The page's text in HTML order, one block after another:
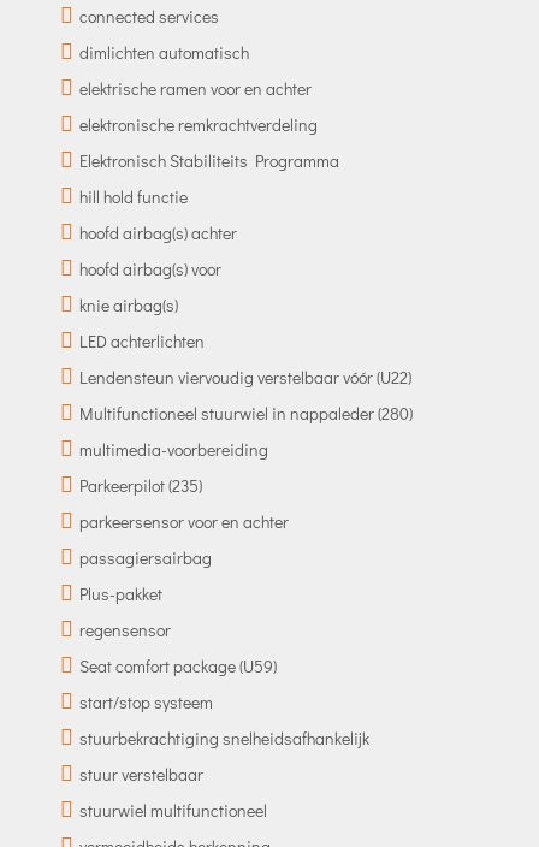
connected services
dimlichten automatisch
elektrische ramen voor en achter
elektronische remkrachtverdeling
Elektronisch Stabiliteits Programma
hill hold functie
hoofd airbag(s) achter
hoofd airbag(s) voor
knie airbag(s)
LED achterlichten
Lendensteun viervoudig verstelbaar vóór (U22)
Multifunctioneel stuurwiel in nappaleder (280)
multimedia-voorbereiding
Parkeerpilot (235)
parkeersensor voor en achter
passagiersairbag
Plus-pakket
regensensor
Seat comfort package (U59)
start/stop systeem
stuurbekrachtiging snelheidsafhankelijk
stuur verstelbaar
stuurwiel multifunctioneel